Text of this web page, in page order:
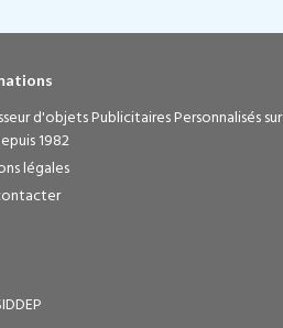
d'objets Publicitaires Personnalisés sur
1982
légales